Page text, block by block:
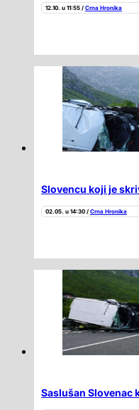
12.10. u 11:55 / Crna Hronika
Slovencu koji je
02.05. u 14:30 / Crna Hronika
Saslušan Slovenac